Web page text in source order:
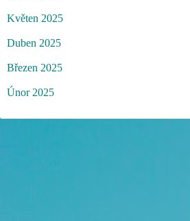
Květen 2025
Duben 2025
Březen 2025
Únor 2025